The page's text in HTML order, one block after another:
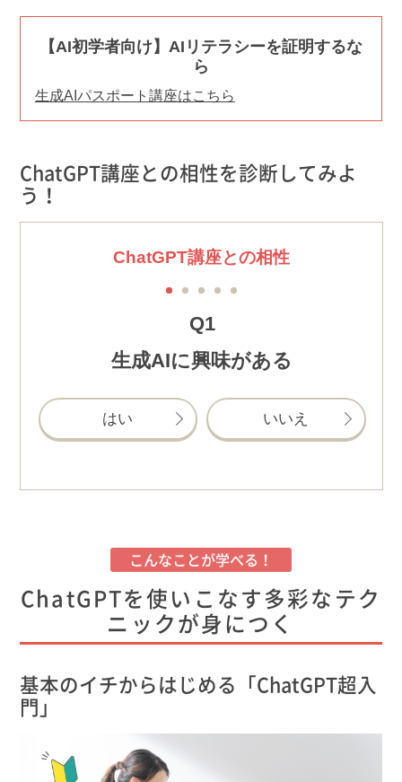
【AI初学者向け】AIリテラシーを証明するな
ら
生成AIパスポート講座はこちら
ChatGPT講座との相性を診断してみよ
う！
ChatGPT講座との相性
Q1
生成AIに興味がある
はい いいえ
こんなことが学べる！
ChatGPTを使いこなす多彩なテク
ニックが身につく
基本のイチからはじめる「ChatGPT超入
門」